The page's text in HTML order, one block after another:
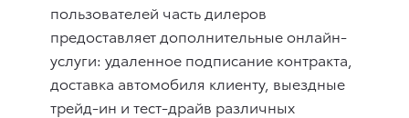
пользователей часть дилеров
предоставляет дополнительные онлайн-
услуги: удаленное подписание контракта,
доставка автомобиля клиенту, выездные
трейд-ин и тест-драйв различных